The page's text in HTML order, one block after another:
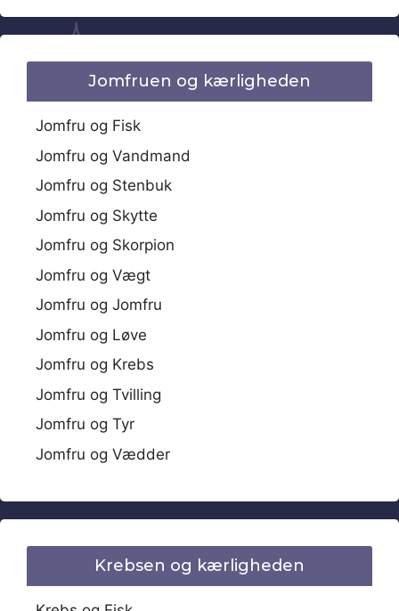
Jomfruen og kærligheden
Jomfru og Fisk
Jomfru og Vandmand
Jomfru og Stenbuk
Jomfru og Skytte
Jomfru og Skorpion
Jomfru og Vægt
Jomfru og Jomfru
Jomfru og Løve
Jomfru og Krebs
Jomfru og Tvilling
Jomfru og Tyr
Jomfru og Vædder
Krebsen og kærligheden